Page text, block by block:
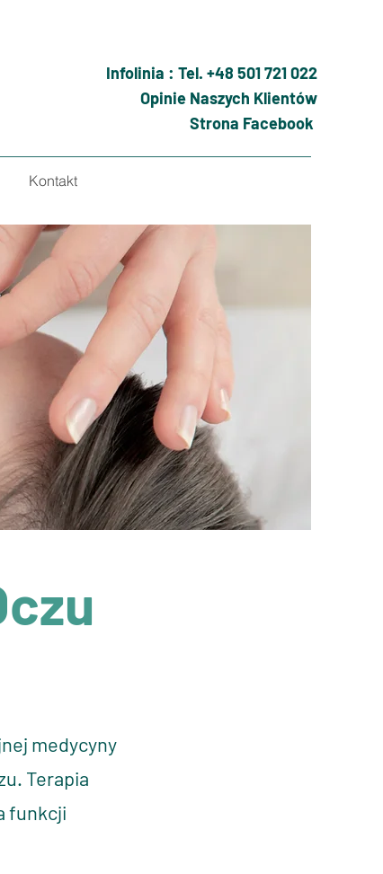
Infolinia : Tel. +48 501 721 022
Opinie Naszych Klientów
Strona Facebook
Kontakt
medycyny
Terapia
funkcji